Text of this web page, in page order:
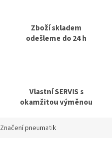
Zboží skladem
odešleme do 24 h
Vlastní SERVIS s
okamžitou výměnou
Značení pneumatik